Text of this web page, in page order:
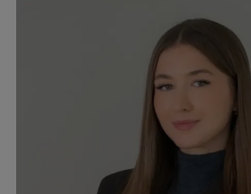
iązanymi jest wiodącym globalnym dostawcą usług w
ządzania nieruchomościami i inwestycjami.
obowiązek ochrony przekazywanych nam danych
Dane osobowe, które zbieramy od użytkowników,
nienia im dostępu do portalu magazyny.pl,
stania z portalu, a także, za ich zgodą, do wysyłania
Dokładamy wszelkich starań, aby dane osobowe
zapewniamy odpowiedni poziom ich ochrony i
tylko przez czas niezbędny do realizacji zapytania z
h powodów biznesowych lub prawnych. Następnie
posób bezpieczny i pewny. Aby uzyskać więcej
danych osobowych przetwarzanych przez JLL,
zasadami ochrony prywatności.